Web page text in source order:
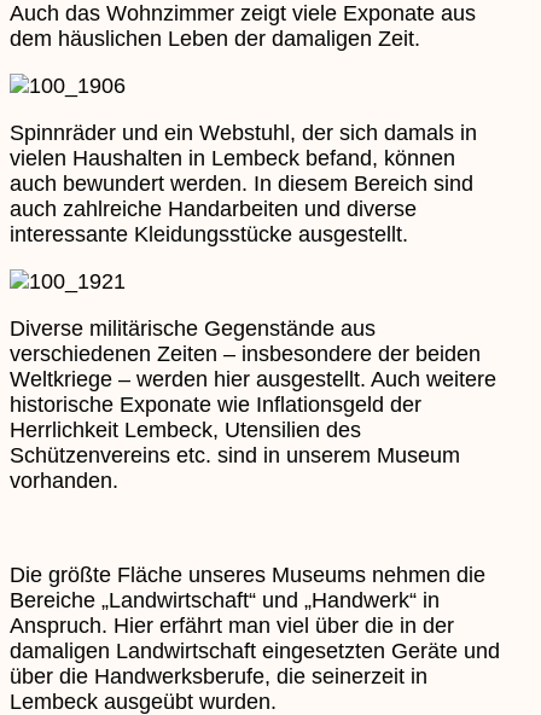
Auch das Wohnzimmer zeigt viele Exponate aus
dem häuslichen Leben der damaligen Zeit.
Spinnräder und ein Webstuhl, der sich damals in
vielen Haushalten in Lembeck befand, können
auch bewundert werden. In diesem Bereich sind
auch zahlreiche Handarbeiten und diverse
interessante Kleidungsstücke ausgestellt.
Diverse militärische Gegenstände aus
verschiedenen Zeiten – insbesondere der beiden
Weltkriege – werden hier ausgestellt. Auch weitere
historische Exponate wie Inflationsgeld der
Herrlichkeit Lembeck, Utensilien des
Schützenvereins etc. sind in unserem Museum
vorhanden.
Die größte Fläche unseres Museums nehmen die
Bereiche „Landwirtschaft“ und „Handwerk“ in
Anspruch. Hier erfährt man viel über die in der
damaligen Landwirtschaft eingesetzten Geräte und
über die Handwerksberufe, die seinerzeit in
Lembeck ausgeübt wurden.